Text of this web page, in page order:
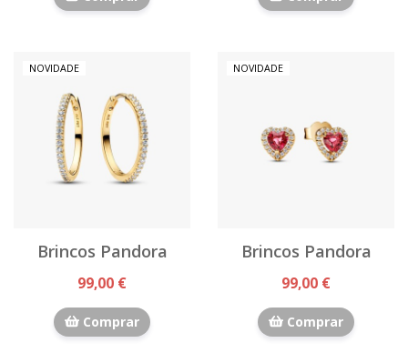
NOVIDADE
Brincos Pandora
99,00 €
Comprar
NOVIDADE
Brincos Pandora
99,00 €
Comprar